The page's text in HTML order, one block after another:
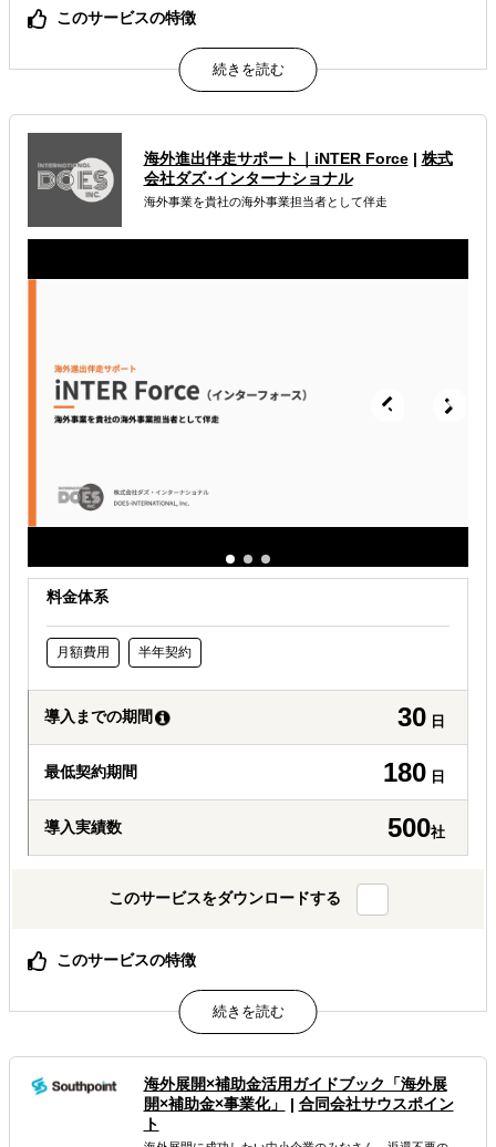
このサービスの特徴
現地パートナー含めた26 か国にわたる拠点のネットワーク
で、M&Aをワンストップでサポート！
属するジャンル
海外M&A
解決できる課題
海外進出伴走サポート｜iNTER Force| 株式
会社ダズ･インターナショナル
海外事業を貴社の海外事業担当者として伴走
料金体系
月額費用 半年契約
導入までの期間 30 日
最低契約期間 180 日
導入実績数 500社
このサービスをダウンロードする
このサービスの特徴
貴社の海外事業担当、私たちがすべてのフェーズで動きま
す。
属するジャンル
海外進出総合支援 海外進出戦略・事業計画立案
海外展開×補助金活用ガイドブック「海外展
開×補助金×事業化」
| 合同会社サウスポイン
ト